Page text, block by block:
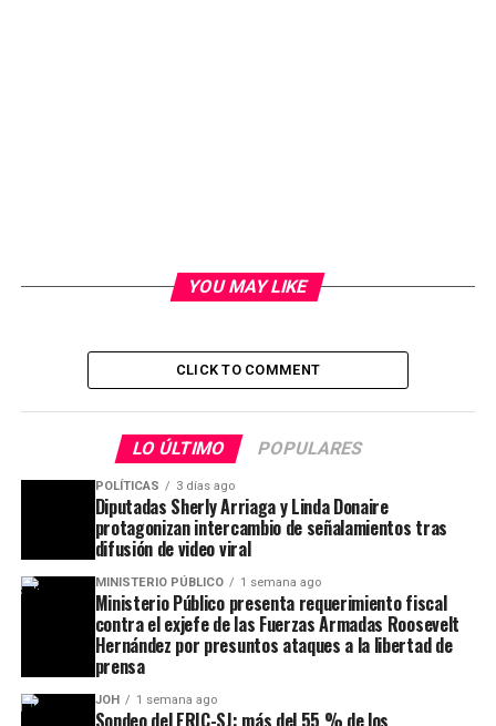
YOU MAY LIKE
CLICK TO COMMENT
LO ÚLTIMO POPULARES
POLÍTICAS 3 días ago
Diputadas Sherly Arriaga y Linda Donaire
protagonizan intercambio de señalamientos tras
difusión de video viral
MINISTERIO PÚBLICO 1 semana ago
Ministerio Público presenta requerimiento fiscal
contra el exjefe de las Fuerzas Armadas Roosevelt
Hernández por presuntos ataques a la libertad de
prensa
JOH 1 semana ago
Sondeo del ERIC-SJ: más del 55 % de los